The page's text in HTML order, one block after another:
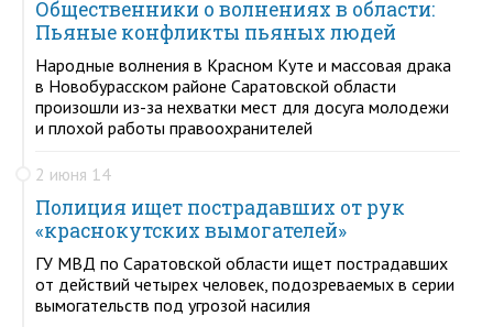
Общественники о волнениях в области:
Пьяные конфликты пьяных людей
Народные волнения в Красном Куте и массовая драка
в Новобурасском районе Саратовской области
произошли из-за нехватки мест для досуга молодежи
и плохой работы правоохранителей
2 июня 14
Полиция ищет пострадавших от рук
«краснокутских вымогателей»
ГУ МВД по Саратовской области ищет пострадавших
от действий четырех человек, подозреваемых в серии
вымогательств под угрозой насилия